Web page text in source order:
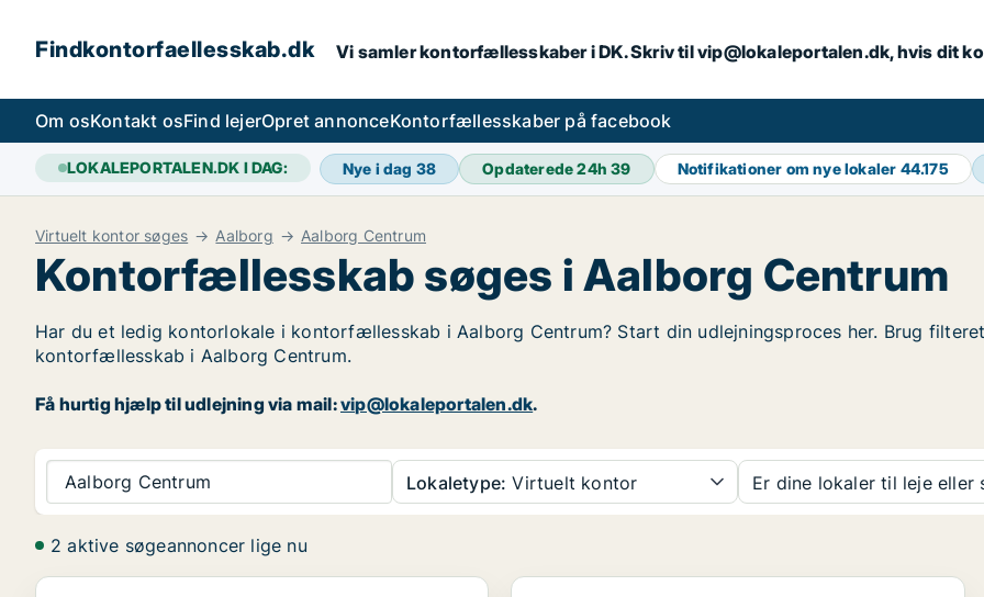
Findkontorfaellesskab.dk Vi samler kontorfællesskaber i DK. Skriv til vip@lokaleportalen.dk, hvis dit
Om osKontakt osFind lejerOpret annonceKontorfællesskaber på facebook
LOKALEPORTALEN.DK I DAG: Nye i dag 38 Opdaterede 24h39 Notifikationer om nye lokaler 44.175
Virtuelt kontor søges Aalborg Aalborg Centrum
Kontorfællesskab søges i Aalborg Centrum
Har du et ledig kontorlokale i kontorfællesskab i Aalborg Centrum? Start din udlejningsproces her. Brug
kontorfællesskab i Aalborg Centrum.
Få hurtig hjælp til udlejning via mail:vip@lokaleportalen.dk.
Aalborg Centrum Lokaletype: Virtuelt kontor Er dine lokaler til leje eller
2 aktive søgeannoncer lige nu